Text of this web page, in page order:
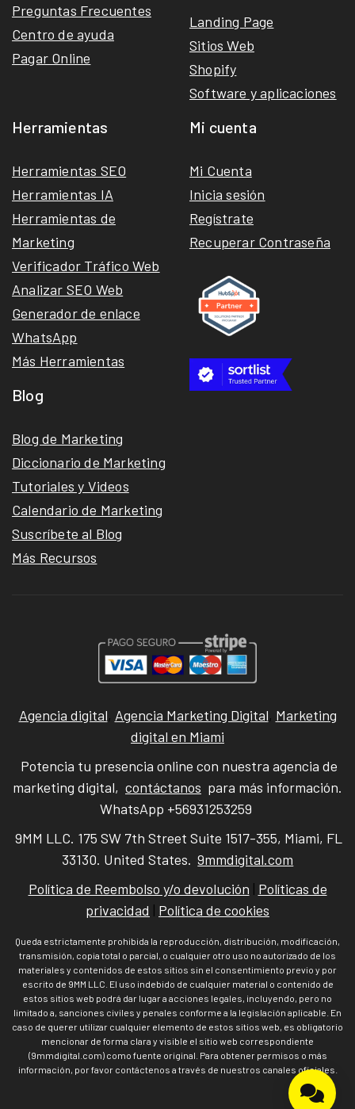
Preguntas Frecuentes
Centro de ayuda
Pagar Online
Landing Page
Sitios Web
Shopify
Software y aplicaciones
Herramientas
Herramientas SEO
Herramientas IA
Herramientas de
Marketing
Verificador Tráfico Web
Analizar SEO Web
Generador de enlace
WhatsApp
Más Herramientas
Blog
Blog de Marketing
Diccionario de Marketing
Tutoriales y Videos
Calendario de Marketing
Suscríbete al Blog
Más Recursos
Mi cuenta
Mi Cuenta
Inicia sesión
Regístrate
Recuperar Contraseña
Agencia digital, Agencia Marketing Digital, Marketing
digital en Miami
Potencia tu presencia online con nuestra agencia de
marketing digital, contáctanos para más información.
WhatsApp +56931253259
9MM LLC. 175 SW 7th Street Suite 1517-355, Miami, FL
33130. United States. 9mmdigital.com
Política de Reembolso y/o devolución | Políticas de
privacidad | Política de cookies
Queda estrictamente prohibida la reproducción, distribución, modificación,
transmisión, copia total o parcial, o cualquier otro uso no autorizado de los
materiales y contenidos de estos sitios sin el consentimiento previo y por
escrito de 9MM LLC. El uso indebido de cualquier material o contenido de
estos sitios web podrá dar lugar a acciones legales, incluyendo, pero no
limitado a, sanciones civiles y penales conforme a la legislación aplicable. En
caso de querer utilizar cualquier elemento de estos sitios web, es obligatorio
mencionar de forma clara y visible el sitio web correspondiente
(9mmdigital.com) como fuente original. Para obtener permisos o más
información, por favor contáctenos a través de nuestros canales oficiales.